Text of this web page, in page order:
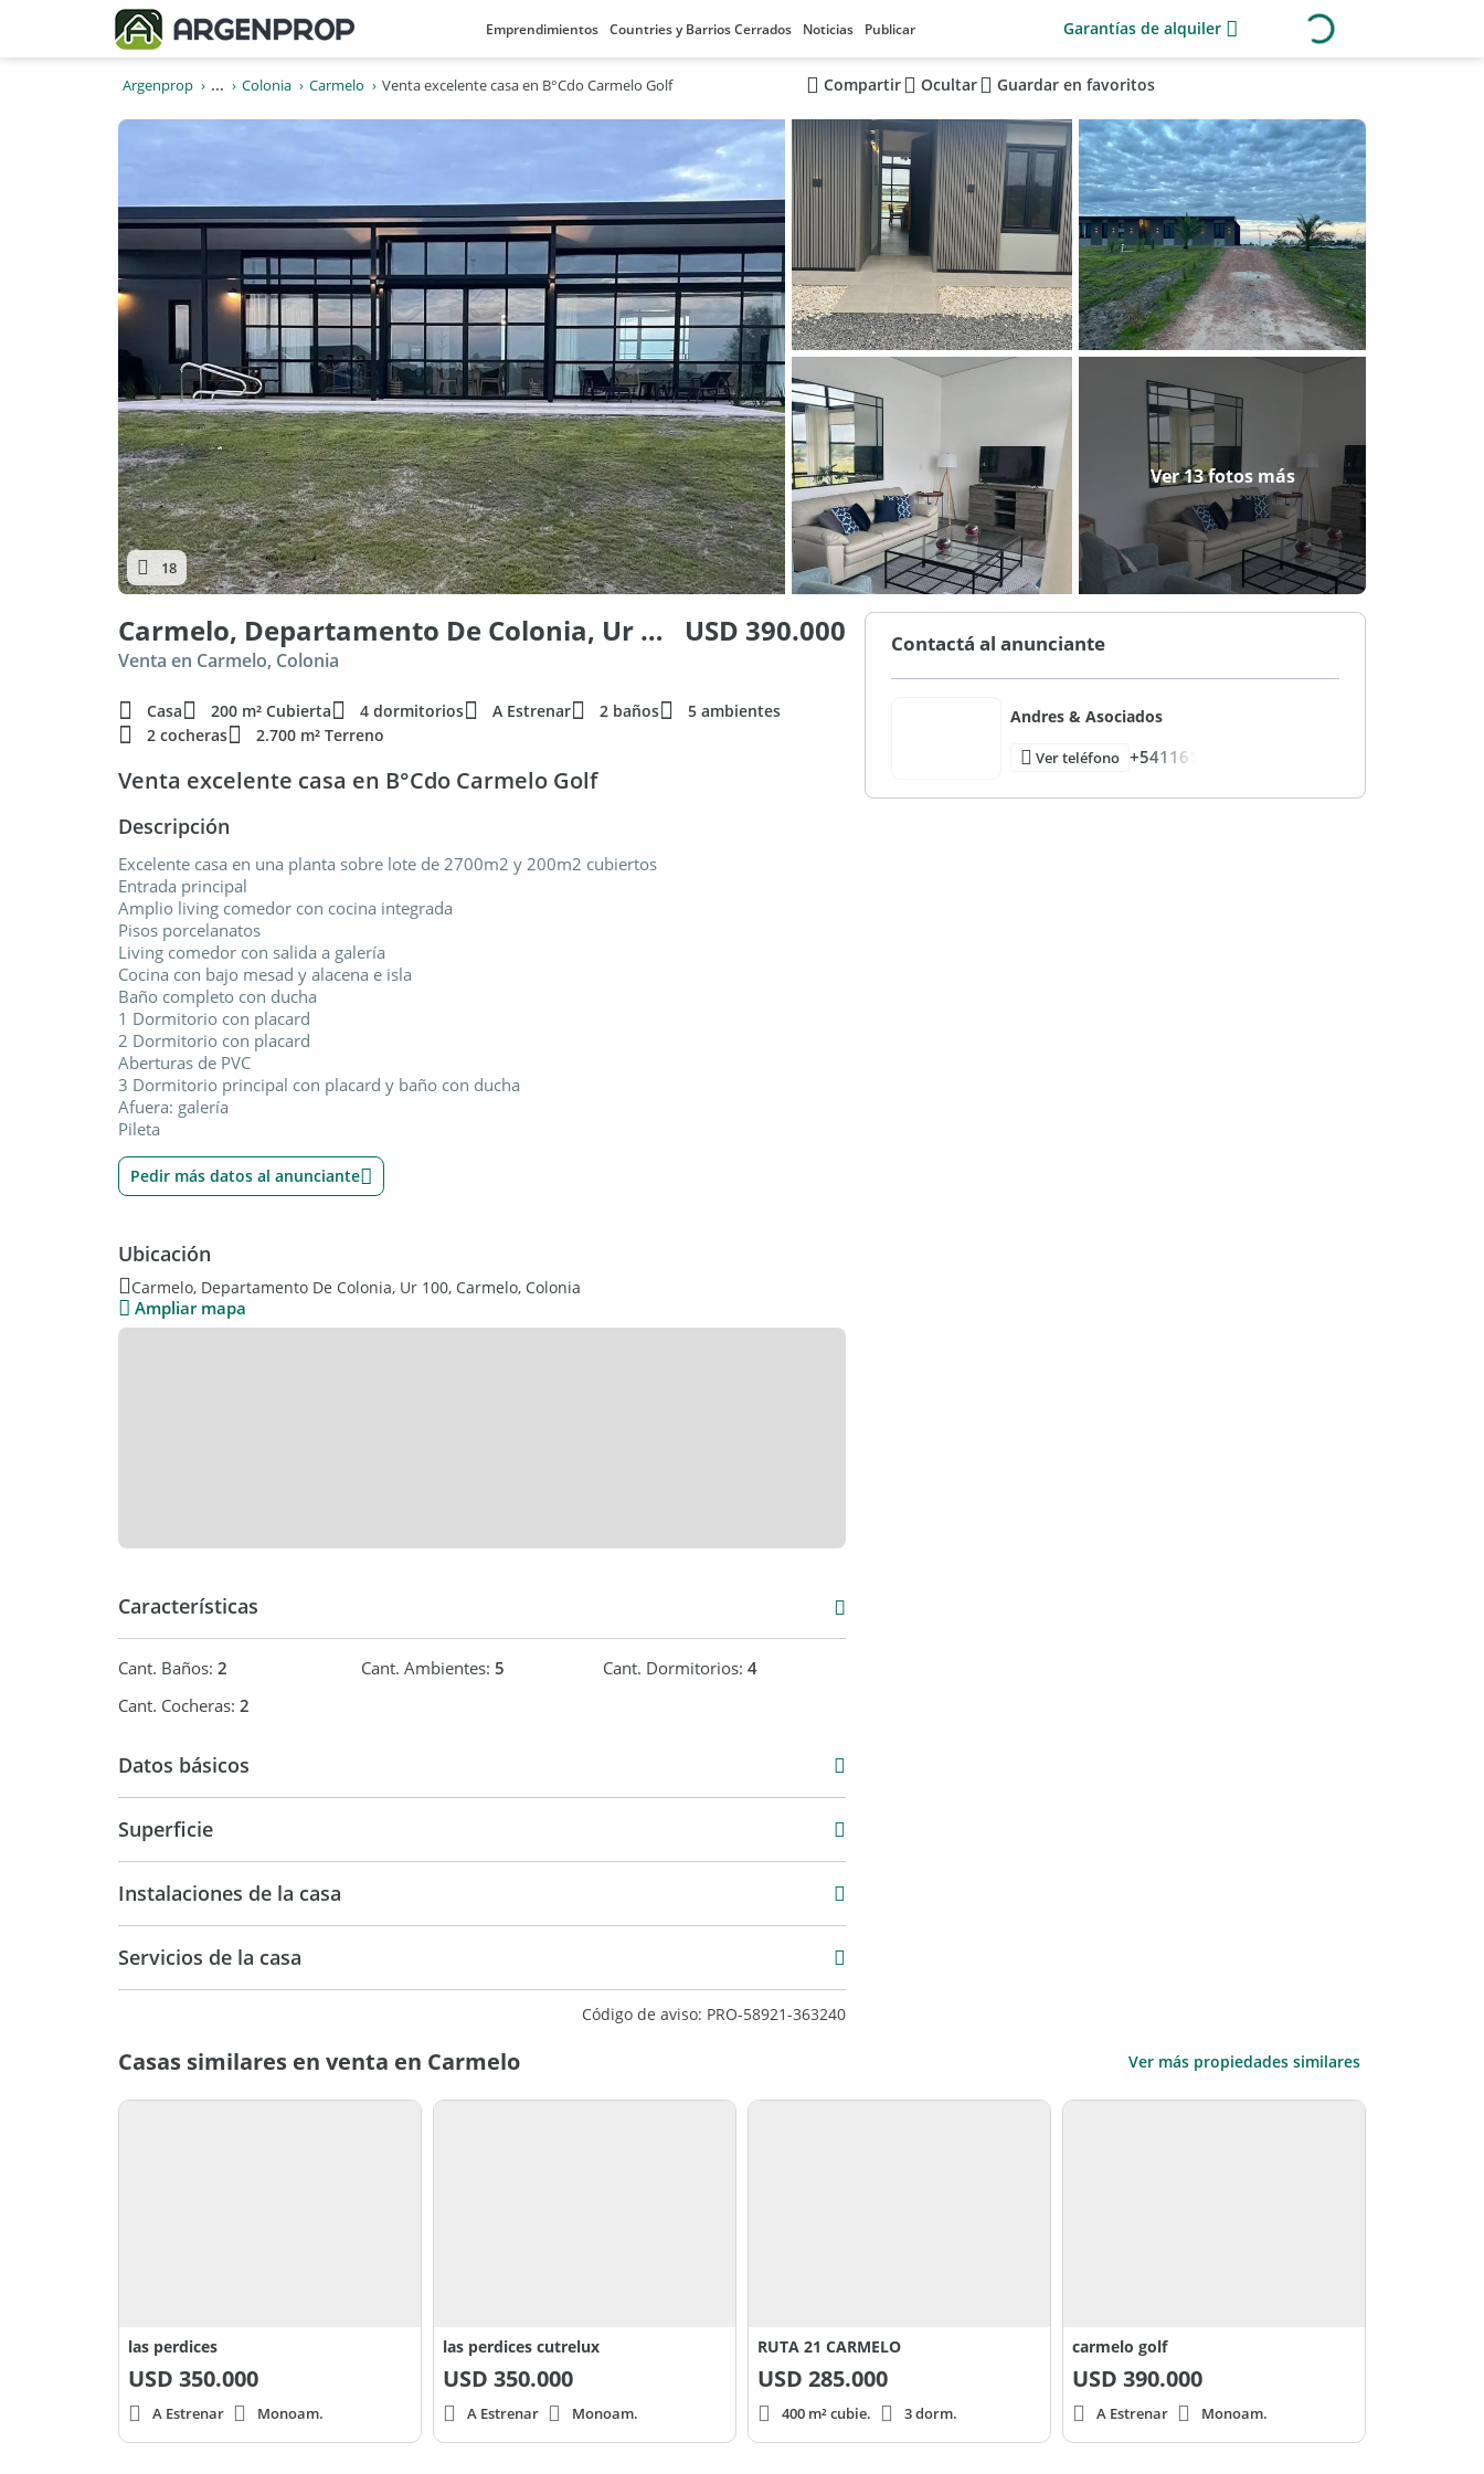
Emprendimientos Countries y Barrios Cerrados Noticias Publicar Garantías de alquiler
Argenprop ... Colonia Carmelo Venta excelente casa en B°Cdo Carmelo Golf Compartir Ocultar Guardar en favoritos
Ver 13 fotos más
18
Carmelo, Departamento De Colonia, Ur 100 USD 390.000
Venta en Carmelo, Colonia
Casa 200 m² Cubierta 4 dormitorios A Estrenar 2 baños
5 ambientes
2 cocheras
2.700 m² Terreno
Venta excelente casa en B°Cdo Carmelo Golf
Descripción
Excelente casa en una planta sobre lote de 2700m2 y 200m2 cubiertos
Entrada principal
Amplio living comedor con cocina integrada
Pisos porcelanatos
Living comedor con salida a galería
Cocina con bajo mesad y alacena e isla
Baño completo con ducha
1 Dormitorio con placard
2 Dormitorio con placard
Aberturas de PVC
3 Dormitorio principal con placard y baño con ducha
Afuera: galería
Pileta
Pedir más datos al anunciante
Ubicación
Carmelo, Departamento De Colonia, Ur 100, Carmelo, Colonia
Ampliar mapa
Características
Cant. Baños: 2 Cant. Ambientes: 5 Cant. Dormitorios:4
Cant. Cocheras: 2
Datos básicos
Superficie
Instalaciones de la casa
Servicios de la casa
Código de aviso: PRO-58921-363240
Contactá al anunciante
Andres & Asociados
Ver teléfono +541161
Casas similares en venta en Carmelo Ver más propiedades similares
las perdices
USD 350.000
A Estrenar Monoam.
las perdices cutrelux
USD 350.000
A Estrenar Monoam.
RUTA 21 CARMELO
USD 285.000
400 m² cubie. 3 dorm.
carmelo golf
USD 390.000
A Estrenar Monoam.